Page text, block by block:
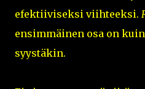
efektiiviseksi viihteeksi.
ensimmäinen osa on
syystäkin.